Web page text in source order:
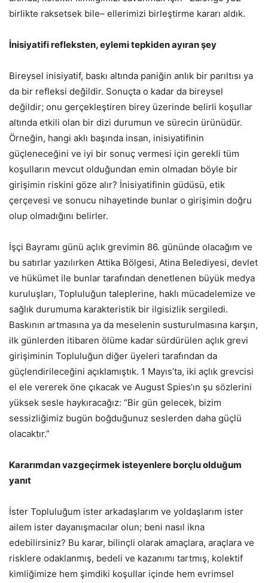
birlikte raksetsek bile– ellerimizi birleştirme kararı aldık.
İnisiyatifi refleksten, eylemi tepkiden ayıran şey
Bireysel inisiyatif, baskı altında paniğin anlık bir parıltısı ya
da bir refleksi değildir. Sonuçta o kadar da bireysel
değildir; onu gerçekleştiren birey üzerinde belirli koşullar
altında etkili olan bir dizi durumun ve sürecin ürünüdür.
Örneğin, hangi aklı başında insan, inisiyatifinin
güçleneceğini ve iyi bir sonuç vermesi için gerekli tüm
koşulların mevcut olduğundan emin olmadan böyle bir
girişimin riskini göze alır? İnisiyatifinin güdüsü, etik
çerçevesi ve sonucu nihayetinde bunlar o girişimin doğru
olup olmadığını belirler.
İşçi Bayramı günü açlık grevimin 86. gününde olacağım ve
bu satırlar yazılırken Attika Bölgesi, Atina Belediyesi, devlet
ve hükümet ile bunlar tarafından denetlenen büyük medya
kuruluşları, Topluluğun taleplerine, haklı mücadelemize ve
sağlık durumuma karakteristik bir ilgisizlik sergiledi.
Baskının artmasına ya da meselenin susturulmasına karşın,
ilk günlerden itibaren ölüme kadar sürdürülen açlık grevi
girişiminin Topluluğun diğer üyeleri tarafından da
güçlendirileceğini açıklamıştık. 1 Mayıs’ta, iki açlık grevcisi
el ele vererek öne çıkacak ve August Spies’ın şu sözlerini
yüksek sesle haykıracağız: “Bir gün gelecek, bizim
sessizliğimiz bugün boğduğunuz seslerden daha güçlü
olacaktır.”
Kararımdan vazgeçirmek isteyenlere borçlu olduğum
yanıt
İster Topluluğum ister arkadaşlarım ve yoldaşlarım ister
ailem ister dayanışmacılar olun; beni nasıl ikna
edebilirsiniz? Bu karar, bilinçli olarak amaçlara, araçlara ve
risklere odaklanmış, bedeli ve kazanımı tartmış, kolektif
kimliğimize hem şimdiki koşullar içinde hem evrimsel